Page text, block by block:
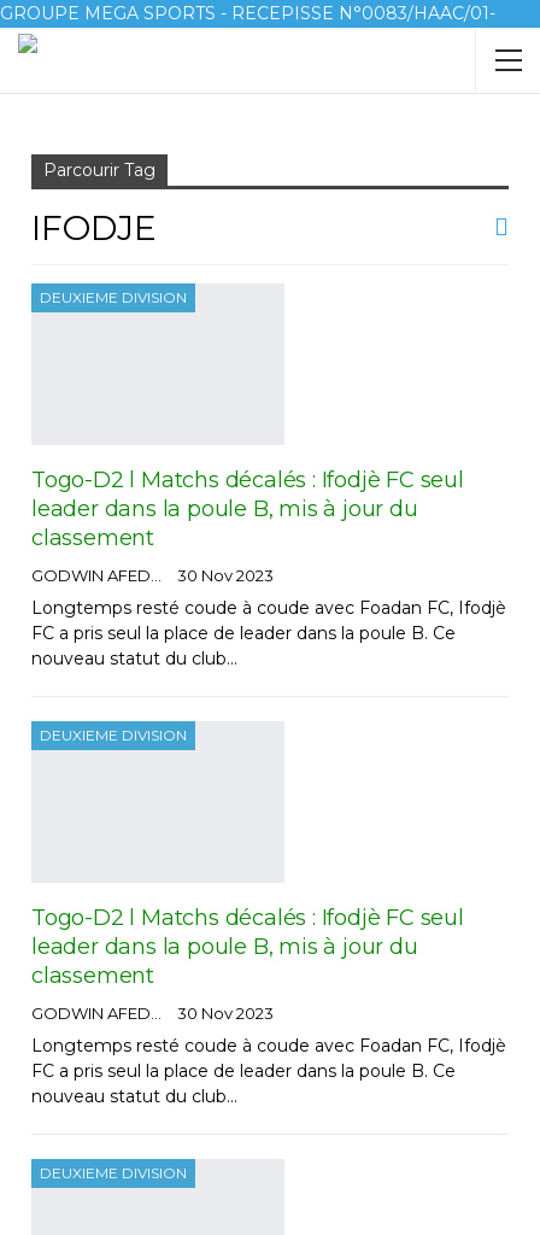
GROUPE MEGA SPORTS - RECEPISSE N°0083/HAAC/01-
2023/pl/P
Parcourir Tag
IFODJE
DEUXIEME DIVISION
Togo-D2 l Matchs décalés : Ifodjè FC seul
leader dans la poule B, mis à jour du
classement
30 Nov 2023
Longtemps resté coude à coude avec Foadan FC, Ifodjè
FC a pris seul la place de leader dans la poule B. Ce
nouveau statut du club…
DEUXIEME DIVISION
Togo-D2 l Matchs décalés : Ifodjè FC seul
leader dans la poule B, mis à jour du
classement
GODWIN AFEDO 30 Nov 2023
Longtemps resté coude à coude avec Foadan FC, Ifodjè
FC a pris seul la place de leader dans la poule B. Ce
nouveau statut du club…
DEUXIEME DIVISION